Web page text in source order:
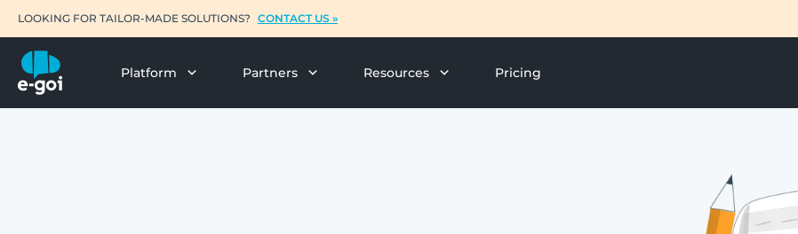
LOOKING FOR TAILOR-MADE SOLUTIONS? CONTACT US »
Platform Partners Resources Pricing